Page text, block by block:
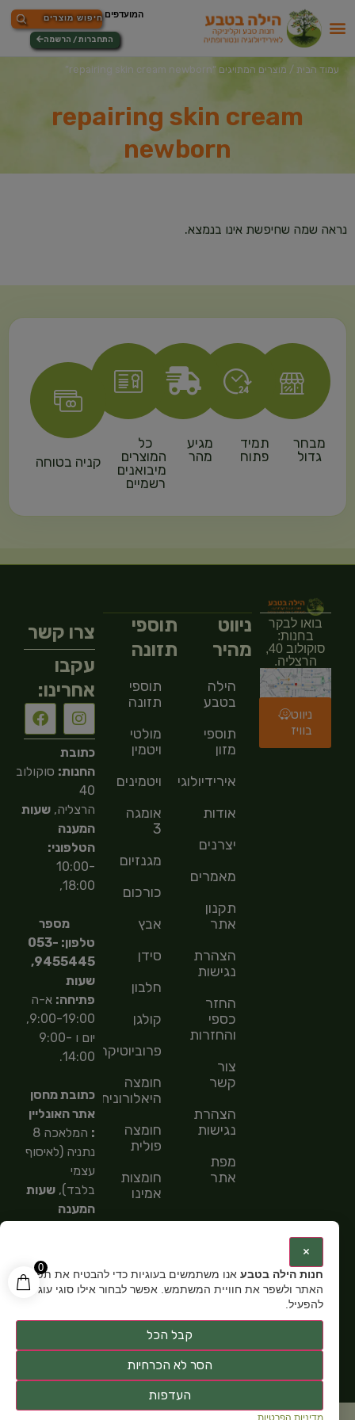
0
התחברות / הרשמה
עמוד הבית / מוצרים המתויגים “repairing skin cream newborn”
repairing skin cream
newborn
נראה שמה שחיפשת אינו בנמצא.
מבחר
גדול
תמיד
פתוח
מגיע
מהר
כל
המוצרים
מיבואנים
רשמיים
קניה בטוחה
בואו לבקר
בחנות:
סוקולוב 40,
הרצליה.
ניווט
בוויז
ניווט
מהיר
הילה
בטבע
תוספי
מזון
אירידיולוגיה
אודות
יצרנים
מאמרים
תקנון
אתר
הצהרת
נגישות
החזר
כספי
והחזרות
צור
קשר
הצהרת
נגישות
מפת
אתר
תוספי
תזונה
תוספי
תזונה
מולטי
ויטמין
ויטמינים
אומגה
3
מגנזיום
כורכום
אבץ
סידן
חלבון
קולגן
פרוביוטיקה
חומצה
היאלורונית
חומצה
פולית
חומצות
אמינו
חומצות
צרו קשר
עקבו
אחרינו:
כתובת
החנות: סוקולוב
40
הרצליה,שעות
המענה
הטלפוני:
10:00-
18:00,
מספר
טלפון: 053-
9455445,
שעות
פתיחה: א-ה
9:00-19:00,
יום ו 9:00-
14:00.
כתובת מחסן
אתר האונליין
:
המלאכה 8
נתניה (לאיסוף
עצמי
בלבד),שעות
המענה
מספר
טלפון: 054-
פתיחה:א-ה
×
חנות הילה בטבע אנו משתמשים בעוגיות כדי להבטיח את תפקוד
האתר ולשפר את חוויית המשתמש. אפשר לבחור אילו סוגי עוגיות
להפעיל.
קבל הכל
הסר לא הכרחיות
העדפות
מדיניות הפרטיות